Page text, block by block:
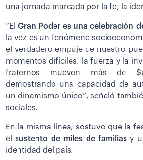
una jornada marcada por la fe, la
“ElGran Poder es una celebración
la vez es un fenómeno
el verdadero empuje de nuestro
momentos difíciles, la fuerza y la
fraternos mueven más de
demostrando una capacidad de
un dinamismo único”, señaló
sociales.
En la misma línea, sostuvo que la
elsustento de miles de familiasy
identidad del país.